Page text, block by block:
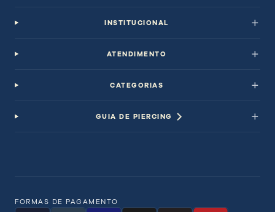
INSTITUCIONAL
ATENDIMENTO
CATEGORIAS
GUIA DE PIERCING
FORMAS DE PAGAMENTO